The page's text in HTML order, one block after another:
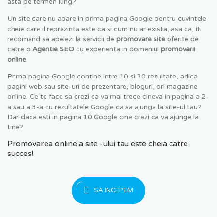
asta pe termen lung?
Un site care nu apare in prima pagina Google pentru cuvintele
cheie care il reprezinta este ca si cum nu ar exista, asa ca, iti
recomand sa apelezi la servicii de promovare site oferite de
catre o Agentie SEO cu experienta in domeniul promovarii
online.
Prima pagina Google contine intre 10 si 30 rezultate, adica
pagini web sau site-uri de prezentare, bloguri, ori magazine
online. Ce te face sa crezi ca va mai trece cineva in pagina a 2-
a sau a 3-a cu rezultatele Google ca sa ajunga la site-ul tau?
Dar daca esti in pagina 10 Google cine crezi ca va ajunge la
tine?
Promovarea online a site -ului tau este cheia catre
succes!
SA INCEPEM